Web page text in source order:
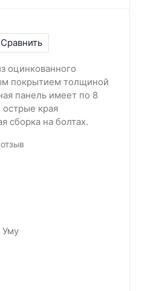
Сравнить
оцинкованного
покрытием толщиной
панель имеет по 8
острые края
сборка на болтах.
Уму